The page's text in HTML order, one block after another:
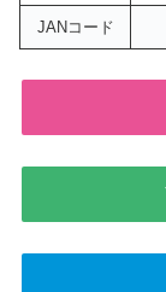
JANコード